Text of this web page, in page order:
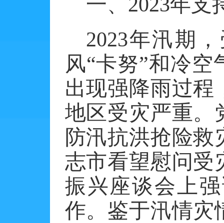
一、 2023年支
2023年汛期
风“卡努”和冷
出现强降雨过程
地区受灾严重。
防汛抗洪抢险
志市看望慰问受
振兴座谈会上
作。鉴于汛情灾